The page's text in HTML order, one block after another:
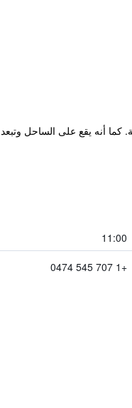
فاي مجانية. كما أنه يقع على الساحل وتبعد
11:00
+1 707 545 0474